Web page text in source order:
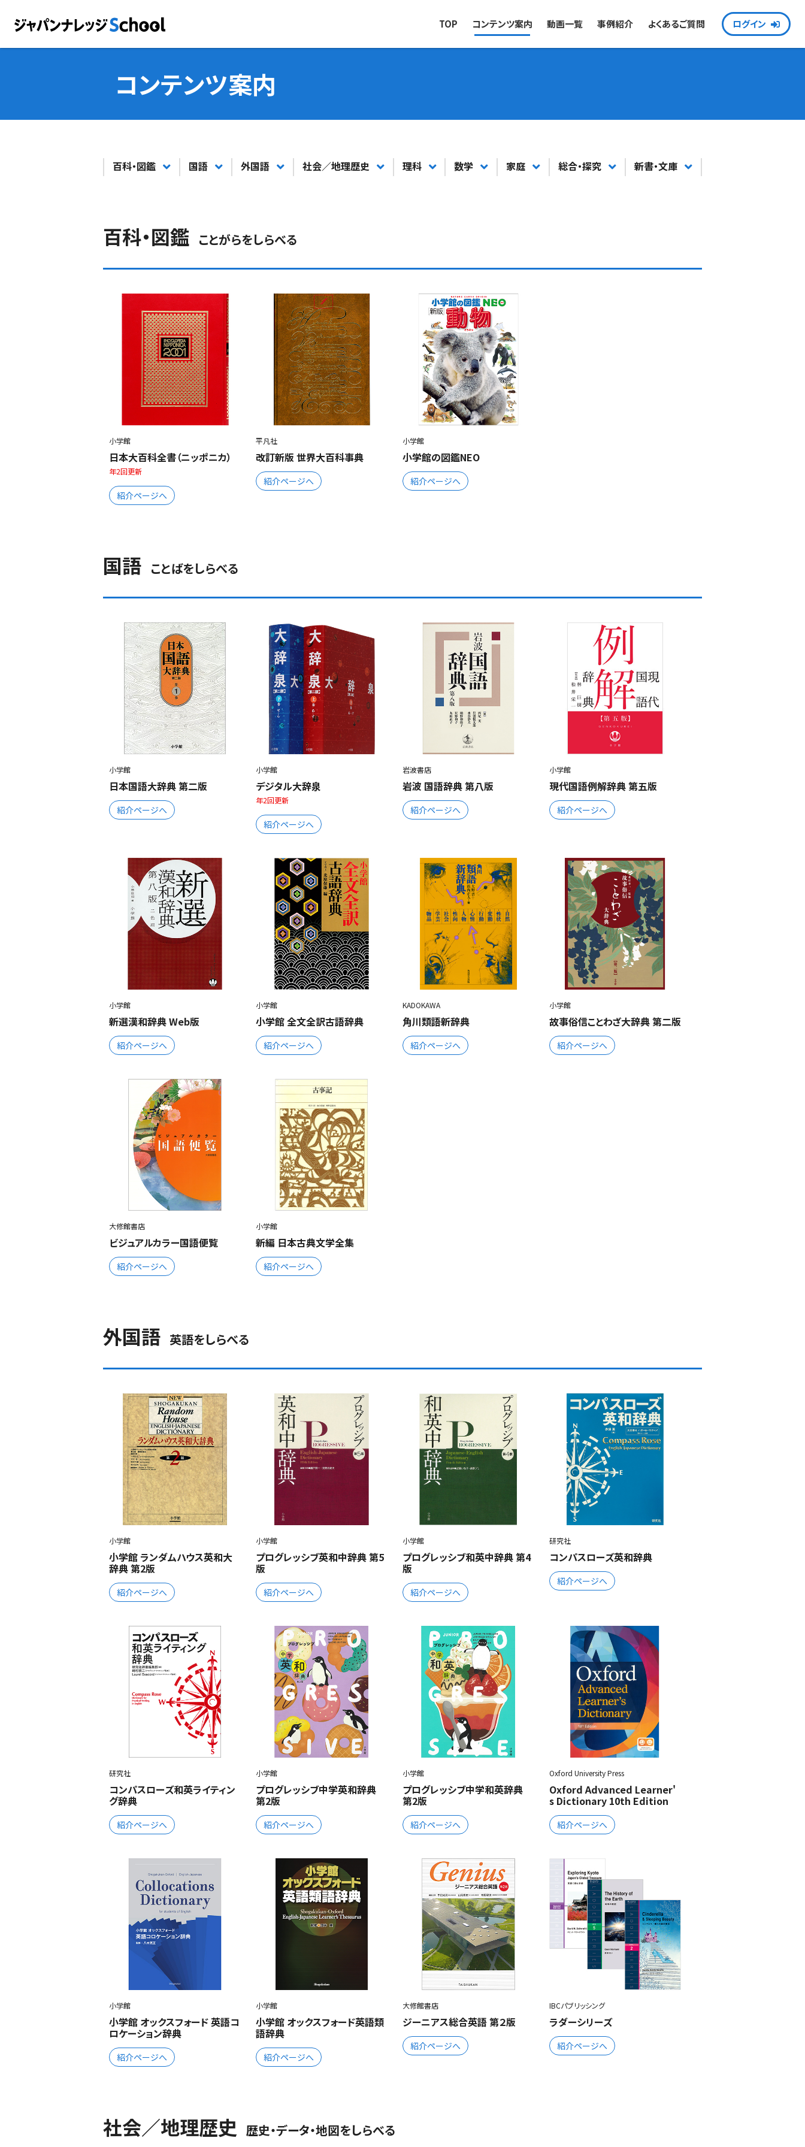
TOP コンテンツ案内 動画一覧 事例紹介 よくあるご質問 ログイン
コンテンツ案内
百科・図鑑 国語 外国語 社会／地理歴史 理科 数学 家庭 総合・探究 新書・文庫
百科・図鑑 ことがらをしらべる
小学館
日本大百科全書（ニッポニカ）
年2回更新
紹介ページへ
平凡社
改訂新版 世界大百科事典
紹介ページへ
小学館
小学館の図鑑NEO
紹介ページへ
国語 ことばをしらべる
小学館
日本国語大辞典 第二版
紹介ページへ
小学館
デジタル大辞泉
年2回更新
紹介ページへ
岩波書店
岩波 国語辞典 第八版
紹介ページへ
小学館
現代国語例解辞典 第五版
紹介ページへ
小学館
新選漢和辞典 Web版
紹介ページへ
小学館
小学館 全文全訳古語辞典
紹介ページへ
KADOKAWA
角川類語新辞典
紹介ページへ
小学館
故事俗信ことわざ大辞典 第二版
紹介ページへ
大修館書店
ビジュアルカラー国語便覧
紹介ページへ
小学館
新編 日本古典文学全集
紹介ページへ
外国語 英語をしらべる
小学館
小学館 ランダムハウス英和大
辞典 第2版
紹介ページへ
小学館
プログレッシブ英和中辞典 第5
版
紹介ページへ
小学館
プログレッシブ和英中辞典 第4
版
紹介ページへ
研究社
コンパスローズ英和辞典
紹介ページへ
研究社
コンパスローズ和英ライティン
グ辞典
紹介ページへ
小学館
プログレッシブ中学英和辞典
第2版
紹介ページへ
小学館
プログレッシブ中学和英辞典
第2版
紹介ページへ
Oxford University Press
Oxford Advanced Learner'
s Dictionary 10th Edition
紹介ページへ
小学館
小学館 オックスフォード 英語コ
ロケーション辞典
紹介ページへ
小学館
小学館 オックスフォード英語類
語辞典
紹介ページへ
大修館書店
ジーニアス総合英語 第２版
紹介ページへ
IBCパブリッシング
ラダーシリーズ
紹介ページへ
社会／地理歴史 歴史・データ・地図をしらべる